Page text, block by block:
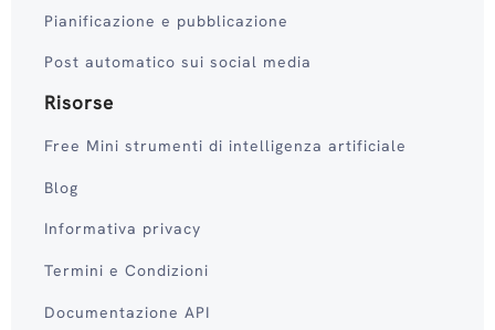
Pianificazione e pubblicazione
Post automatico sui social media
Risorse
Free Mini strumenti di intelligenza artificiale
Blog
Informativa privacy
Termini e Condizioni
Documentazione API